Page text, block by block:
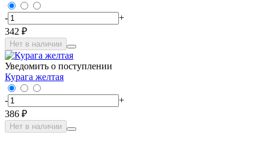
-
+
342 ₽
Нет в наличии
Уведомить о поступлении
Курага желтая
-
+
386 ₽
Нет в наличии